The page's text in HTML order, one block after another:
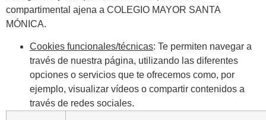
compartimental ajena a COLEGIO MAYOR SANTA
MÓNICA.
Cookies funcionales/técnicas: Te permiten navegar a
través de nuestra página, utilizando las diferentes
opciones o servicios que te ofrecemos como, por
ejemplo, visualizar vídeos o compartir contenidos a
través de redes sociales.